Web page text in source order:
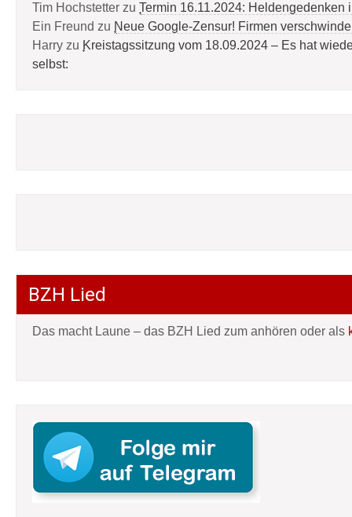
Tim Hochstetter zu Termin 16.11.2024: Heldengedenken
Ein Freund zu Neue Google-Zensur! Firmen
Harry zu Kreistagssitzung vom 18.09.2024 – Es hat
selbst:
BZH Lied
Das macht Laune – das BZH Lied zum anhören oder als